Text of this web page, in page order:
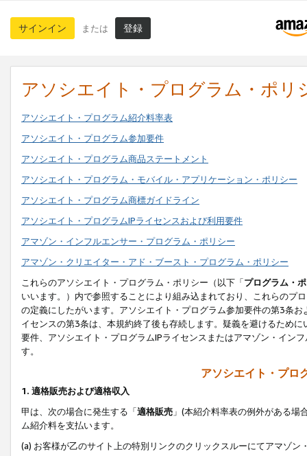
サインイン または 登録
アソシエイト・プログラム・ポリ
アソシエイト・プログラム紹介料率表
アソシエイト・プログラム参加要件
アソシエイト・プログラム商品ステートメント
アソシエイト・プログラム・モバイル・アプリケーション・ポリシー
アソシエイト・プログラム商標ガイドライン
アソシエイト・プログラムIPライセンスおよび利用要件
アマゾン・インフルエンサー・プログラム・ポリシー
アマゾン・クリエイター・アド・ブースト・プログラム・ポリシー
これらのアソシエイト・プログラム・ポリシー（以下「プログラム・
いいます。）内で参照することにより組み込まれており、これらのプ
の定義にしたがいます。アソシエイト・プログラム参加要件の第3条
イセンスの第3条は、本規約終了後も存続します。疑義を避けるため
要件、アソシエイト・プログラムIPライセンスまたはアマゾン・イン
す。
アソシエイト・プロ
1. 適格販売および適格収入
甲は、次の場合に発生する「適格販売 」(本紹介料率表の例外がある
ム紹介料を支払います。
(a) お客様が乙のサイト上の特別リンクのクリックスルーにてアマゾン